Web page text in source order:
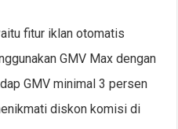
fitur iklan otomatis
GMV Max dengan
GMV minimal 3 persen
diskon komisi di